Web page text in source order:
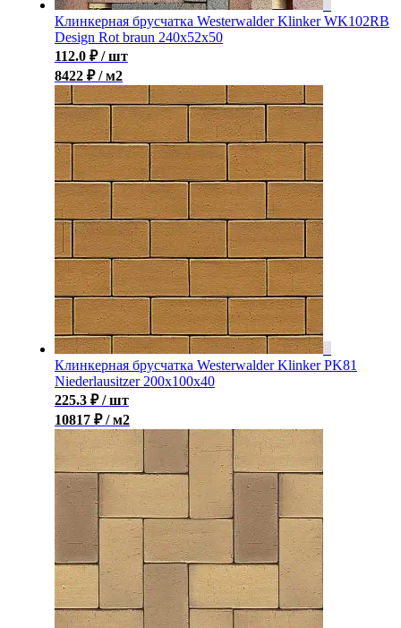
Клинкерная брусчатка Westerwalder Klinker WK102RB
Design Rot braun 240х52х50
112.0 ₽ / шт
8422 ₽ / м2
Клинкерная брусчатка Westerwalder Klinker PK81
Niederlausitzer 200x100x40
225.3 ₽ / шт
10817 ₽ / м2